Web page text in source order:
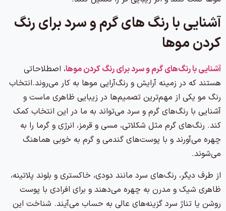
آشنایی با رنگ های گرم و سرد برای رنگ
کردن موها
آشنایی با رنگ‌های گرم و سرد برای رنگ کردن موها، اصطلاحاتی
هستند که در زمینه آرایش و رنگ‌آرایی موها به کار می‌روند.انتخاب
رنگ مو یکی از مهم‌ترین تصمیم‌ها در زیبایی ظاهری ماست و
آشنایی با رنگ‌های گرم و سرد می‌تواند به ما در این انتخاب کمک
کند. رنگ‌های گرم مثل شکلاتی، مسی و قرمز، انرژی و گرما را به
چهره می‌آورند و با پوست‌های گندمی و گرم به خوبی هماهنگ
می‌شوند.
از طرف دیگر، رنگ‌های سرد مانند دودی، خاکستری و بلوند پلاتینه،
ظاهری شیک و مدرن به چهره می‌دهند و برای افرادی با پوست
روشن یا تناژ سرد گزینه‌های عالی به حساب می‌آیند. شناخت این